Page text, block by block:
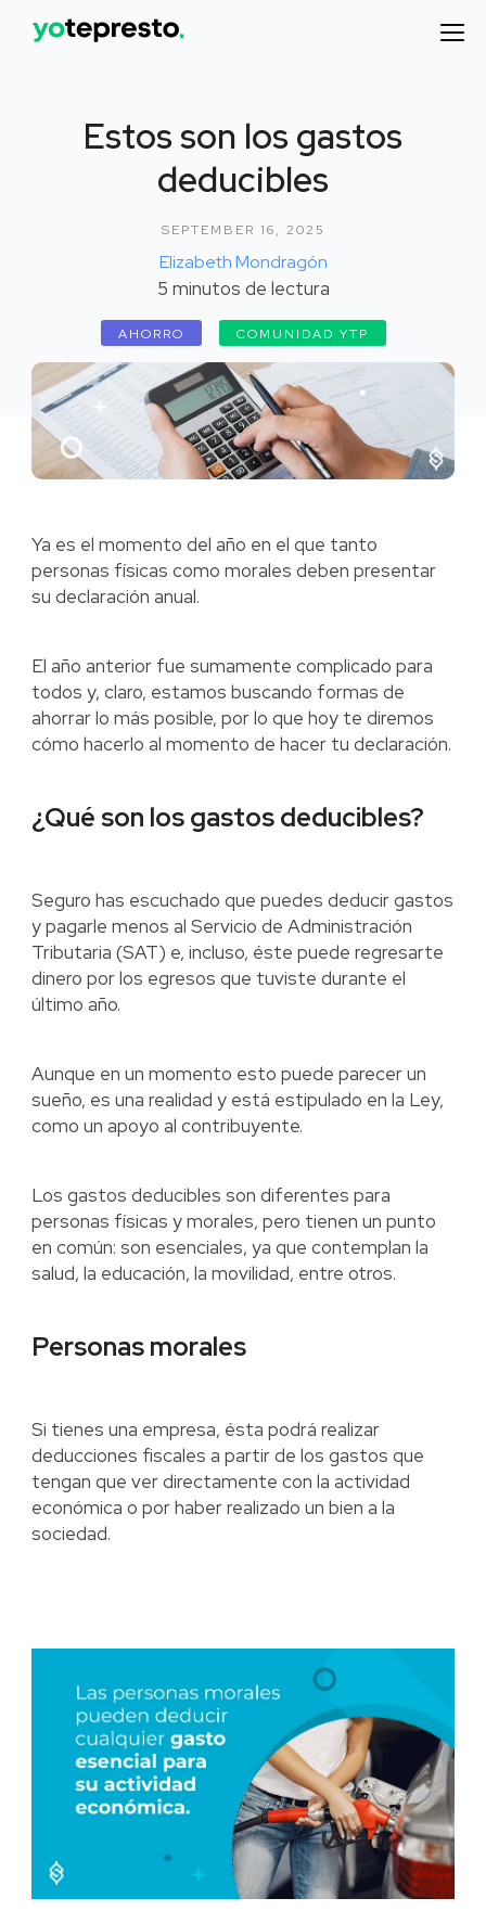
Estos son los gastos
deducibles
SEPTEMBER 16, 2025
Elizabeth Mondragón
5 minutos de lectura
AHORRO COMUNIDAD YTP
Ya es el momento del año en el que tanto
personas físicas como morales deben presentar
su declaración anual.
El año anterior fue sumamente complicado para
todos y, claro, estamos buscando formas de
ahorrar lo más posible, por lo que hoy te diremos
cómo hacerlo al momento de hacer tu declaración.
¿Qué son los gastos deducibles?
Seguro has escuchado que puedes deducir gastos
y pagarle menos al Servicio de Administración
Tributaria (SAT) e, incluso, éste puede regresarte
dinero por los egresos que tuviste durante el
último año.
Aunque en un momento esto puede parecer un
sueño, es una realidad y está estipulado en la Ley,
como un apoyo al contribuyente.
Los gastos deducibles son diferentes para
personas físicas y morales, pero tienen un punto
en común: son esenciales, ya que contemplan la
salud, la educación, la movilidad, entre otros.
Personas morales
Si tienes una empresa, ésta podrá realizar
deducciones fiscales a partir de los gastos que
tengan que ver directamente con la actividad
económica o por haber realizado un bien a la
sociedad.